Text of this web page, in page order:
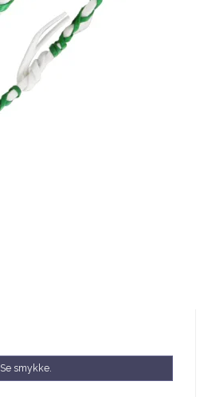
Se smykke.